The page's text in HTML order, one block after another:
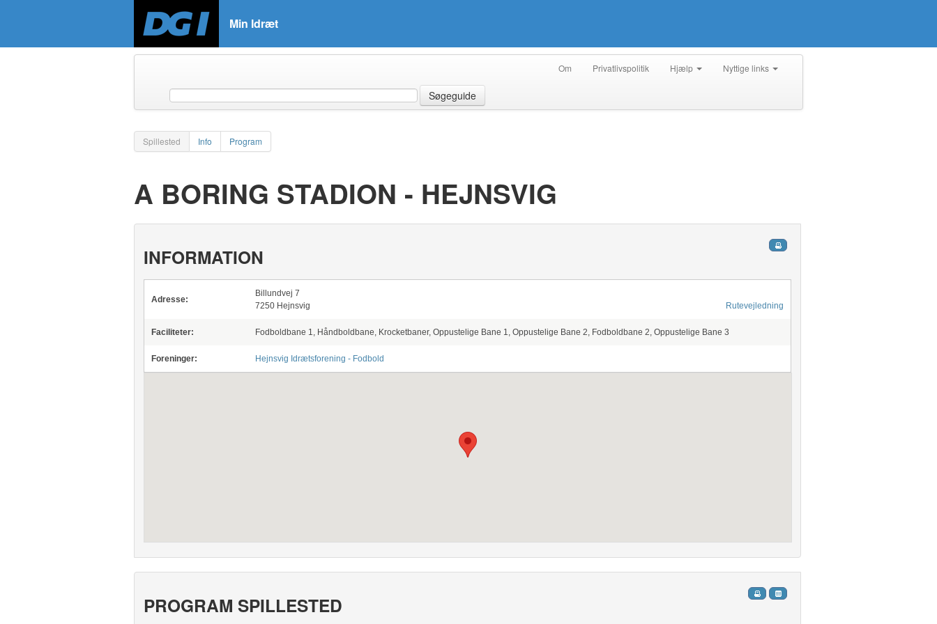
Min Idræt
Om Privatlivspolitik Hjælp Nyttige links
Søgeguide
Spillested Info Program
A BORING STADION - HEJNSVIG
INFORMATION
Adresse:
Billundvej 7
7250 Hejnsvig
Rutevejledning
Faciliteter: Fodboldbane 1, Håndboldbane, Krocketbaner, Oppustelige Bane 1, Oppustelige Bane 2, Fodboldbane 2, Oppustelige Bane 3
Foreninger: Hejnsvig Idrætsforening - Fodbold
PROGRAM SPILLESTED